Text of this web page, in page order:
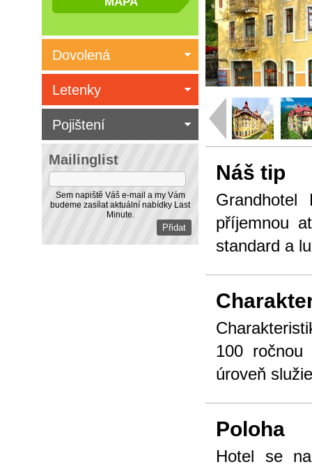
Náš tip
příjemnou
standard a
100 ročnou
úroveň
Poloha
Hotel se
Dovolená
Mailinglist
Sem napiště Váš e-mail a my Vám
budeme zasílat aktuální nabídky Last
Minute.
Letenky
Pojištení